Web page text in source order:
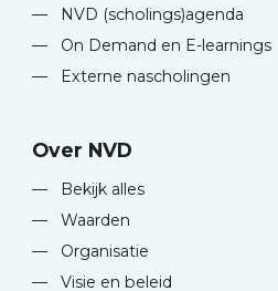
—
NVD (scholings)agenda
—
On Demand en E-learnings
—
Externe nascholingen
Over NVD
—
Bekijk alles
—
Waarden
—
Organisatie
—
Visie en beleid